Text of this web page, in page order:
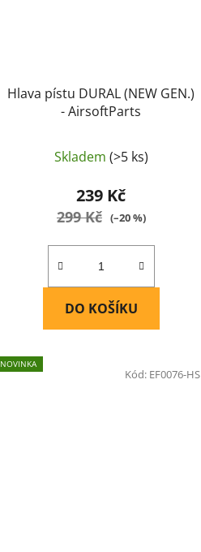
Hlava pístu DURAL (NEW GEN.)
- AirsoftParts
Skladem (>5 ks)
239 Kč
299 Kč (–20 %)
DO KOŠÍKU
NOVINKA
Kód: EF0076-HS